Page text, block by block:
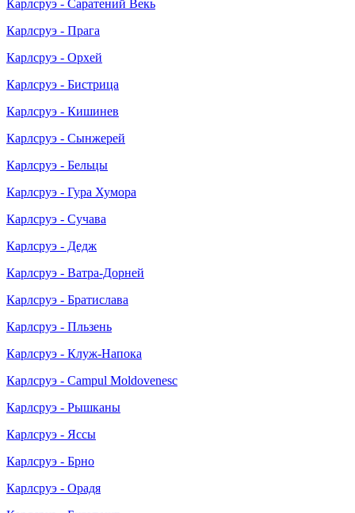
Карлсруэ - Саратений Векь
Карлсруэ - Прага
Карлсруэ - Орхей
Карлсруэ - Бистрица
Карлсруэ - Кишинев
Карлсруэ - Сынжерей
Карлсруэ - Бельцы
Карлсруэ - Гура Хумора
Карлсруэ - Сучава
Карлсруэ - Дедж
Карлсруэ - Ватра-Дорней
Карлсруэ - Братислава
Карлсруэ - Пльзень
Карлсруэ - Клуж-Напока
Карлсруэ - Campul Moldovenesc
Карлсруэ - Рышканы
Карлсруэ - Яссы
Карлсруэ - Брно
Карлсруэ - Орадя